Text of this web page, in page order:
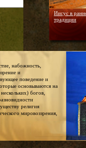
Иисус в
традиции
набожность,
и
поведение и
основываются на
богов,
религия
мировоззрения,